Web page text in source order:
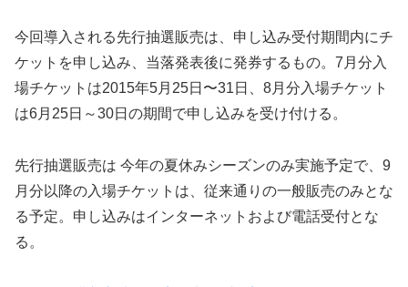
今回導入される先行抽選販売は、申し込み受付期間内にチ
ケットを申し込み、当落発表後に発券するもの。7月分入
場チケットは2015年5月25日〜31日、8月分入場チケット
は6月25日～30日の期間で申し込みを受け付ける。
先行抽選販売は 今年の夏休みシーズンのみ実施予定で、9
月分以降の入場チケットは、従来通りの一般販売のみとな
る予定。申し込みはインターネットおよび電話受付とな
る。